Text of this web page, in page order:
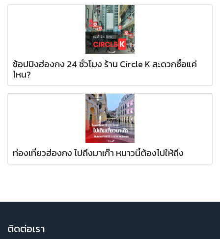
ช้อปปิงฮ่องกง 24 ชั่วโมง ร้าน Circle K สะดวกซื้อแค่
ไหน?
ท่องเที่ยวฮ่องกง ไปถึงมาเก๊า หนาวนี้ต้องไปให้ถึง
ติดต่อเรา